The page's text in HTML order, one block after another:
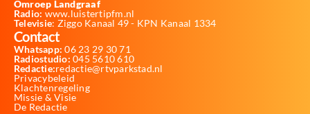
Omroep Landgraaf
Radio: www.luistertipfm.nl
Televisie: Ziggo Kanaal 49 - KPN Kanaal 1334
Contact
Whatsapp: 06 23 29 30 71
Radiostudio: 045 5610 610
Redactie:redactie@rtvparkstad.nl
Privacybeleid
Klachtenregeling
Missie & Visie
De Redactie